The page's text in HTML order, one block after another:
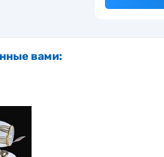
вами: